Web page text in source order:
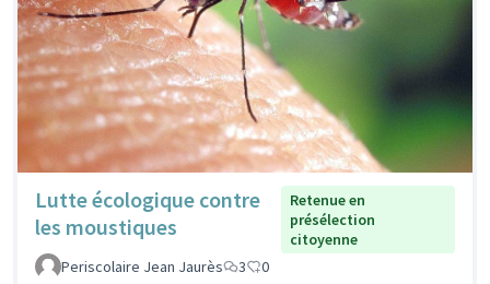
Lutte écologique contre
les moustiques
Retenue en
présélection
citoyenne
Periscolaire Jean Jaurès
3 0